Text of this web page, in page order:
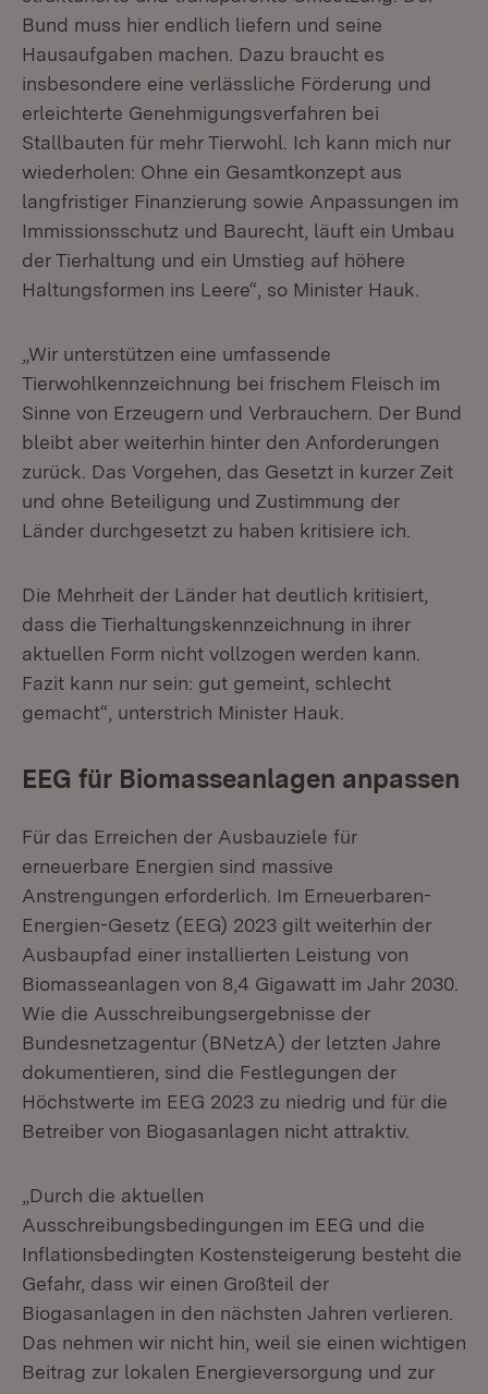
Bund muss hier endlich liefern und seine
Hausaufgaben machen. Dazu braucht es
insbesondere eine verlässliche Förderung und
erleichterte Genehmigungsverfahren bei
Stallbauten für mehr Tierwohl. Ich kann mich nur
wiederholen: Ohne ein Gesamtkonzept aus
langfristiger Finanzierung sowie Anpassungen im
Immissionsschutz und Baurecht, läuft ein Umbau
der Tierhaltung und ein Umstieg auf höhere
Haltungsformen ins Leere“, so Minister Hauk.
„Wir unterstützen eine umfassende
Tierwohlkennzeichnung bei frischem Fleisch im
Sinne von Erzeugern und Verbrauchern. Der Bund
bleibt aber weiterhin hinter den Anforderungen
zurück. Das Vorgehen, das Gesetzt in kurzer Zeit
und ohne Beteiligung und Zustimmung der
Länder durchgesetzt zu haben kritisiere ich.
Die Mehrheit der Länder hat deutlich kritisiert,
dass die Tierhaltungskennzeichnung in ihrer
aktuellen Form nicht vollzogen werden kann.
Fazit kann nur sein: gut gemeint, schlecht
gemacht“, unterstrich Minister Hauk.
EEG für Biomasseanlagen anpassen
Für das Erreichen der Ausbauziele für
erneuerbare Energien sind massive
Anstrengungen erforderlich. Im Erneuerbaren-
Energien-Gesetz (EEG) 2023 gilt weiterhin der
Ausbaupfad einer installierten Leistung von
Biomasseanlagen von 8,4 Gigawatt im Jahr 2030.
Wie die Ausschreibungsergebnisse der
Bundesnetzagentur (BNetzA) der letzten Jahre
dokumentieren, sind die Festlegungen der
Höchstwerte im EEG 2023 zu niedrig und für die
Betreiber von Biogasanlagen nicht attraktiv.
„Durch die aktuellen
Ausschreibungsbedingungen im EEG und die
Inflationsbedingten Kostensteigerung besteht die
Gefahr, dass wir einen Großteil der
Biogasanlagen in den nächsten Jahren verlieren.
Das nehmen wir nicht hin, weil sie einen wichtigen
Beitrag zur lokalen Energieversorgung und zur